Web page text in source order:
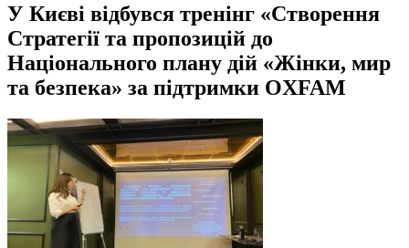
У Києві відбувся тренінг «Створення
Стратегії та пропозицій до
Національного плану дій «Жінки, мир
та безпека» за підтримки OXFAM